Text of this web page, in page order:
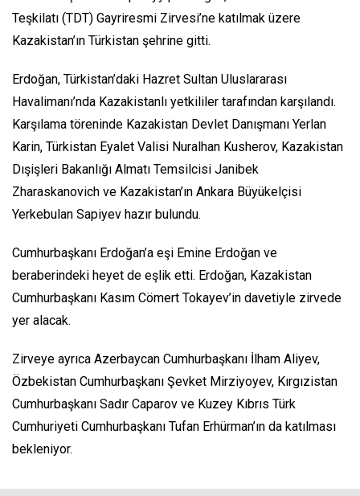
Teşkilatı (TDT) Gayriresmi Zirvesi’ne katılmak üzere
Kazakistan’ın Türkistan şehrine gitti.
Erdoğan, Türkistan’daki Hazret Sultan Uluslararası
Havalimanı’nda Kazakistanlı yetkililer tarafından karşılandı.
Karşılama töreninde Kazakistan Devlet Danışmanı Yerlan
Karin, Türkistan Eyalet Valisi Nuralhan Kusherov, Kazakistan
Dışişleri Bakanlığı Almatı Temsilcisi Janibek
Zharaskanovich ve Kazakistan’ın Ankara Büyükelçisi
Yerkebulan Sapiyev hazır bulundu.
Cumhurbaşkanı Erdoğan’a eşi Emine Erdoğan ve
beraberindeki heyet de eşlik etti. Erdoğan, Kazakistan
Cumhurbaşkanı Kasım Cömert Tokayev’in davetiyle zirvede
yer alacak.
Zirveye ayrıca Azerbaycan Cumhurbaşkanı İlham Aliyev,
Özbekistan Cumhurbaşkanı Şevket Mirziyoyev, Kırgızistan
Cumhurbaşkanı Sadır Caparov ve Kuzey Kıbrıs Türk
Cumhuriyeti Cumhurbaşkanı Tufan Erhürman’ın da katılması
bekleniyor.